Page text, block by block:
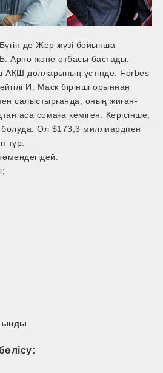
Бүгін де Жер жүзі бойынша
Арно және отбасы бастады.
АҚШ долларының үстінде. Forbes
И. Маск бірінші орыннан
салыстырғанда, оның жиған-
аса сомаға кеміген. Керісінше,
Ол $173,3 миллиардпен
тұр.